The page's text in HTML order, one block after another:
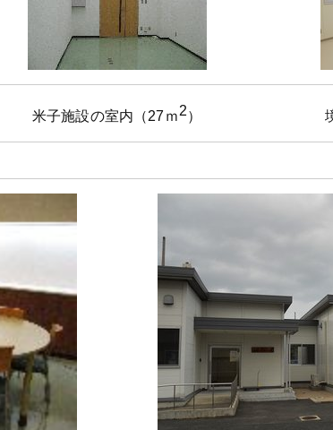
米子施設の室内（27ｍ2）